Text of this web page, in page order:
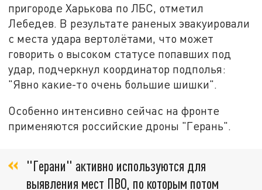
пригороде Харькова по ЛБС, отметил
Лебедев. В результате раненых эвакуировали
с места удара вертолётами, что может
говорить о высоком статусе попавших под
удар, подчеркнул координатор подполья:
"Явно какие-то очень большие шишки".
Особенно интенсивно сейчас на фронте
применяются российские дроны "Герань".
"Герани" активно используются для
выявления мест ПВО, по которым потом